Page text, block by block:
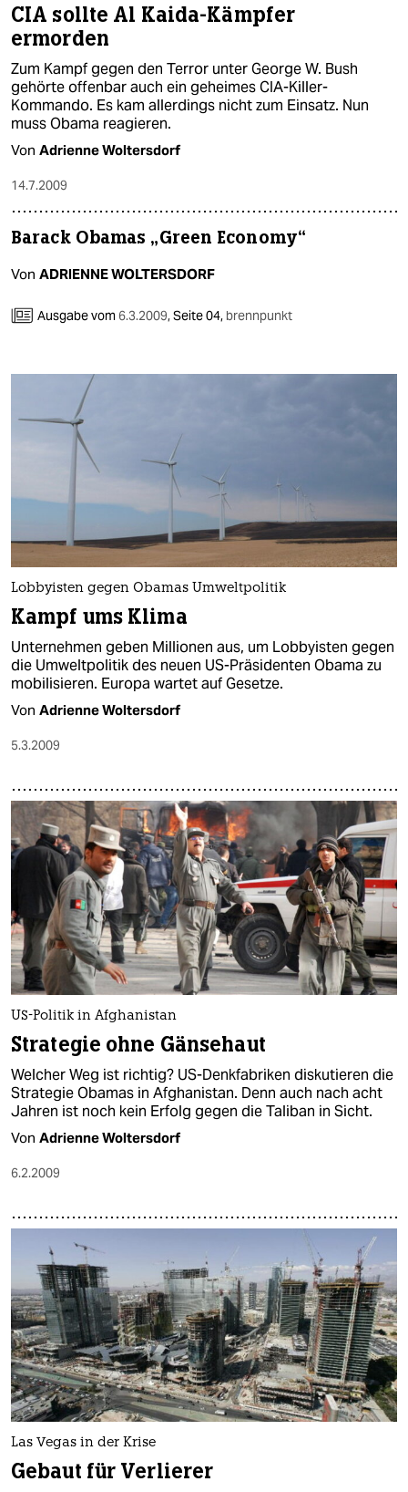
CIA sollte Al Kaida-Kämpfer
ermorden
Zum Kampf gegen den Terror unter George W. Bush
gehörte offenbar auch ein geheimes CIA-Killer-
Kommando. Es kam allerdings nicht zum Einsatz. Nun
muss Obama reagieren.
Von Adrienne Woltersdorf
14.7.2009
Barack Obamas „Green Economy“
Von ADRIENNE WOLTERSDORF
Ausgabe vom6.3.2009,Seite 04, brennpunkt
Lobbyisten gegen Obamas Umweltpolitik
Kampf ums Klima
Unternehmen geben Millionen aus, um Lobbyisten gegen
die Umweltpolitik des neuen US-Präsidenten Obama zu
mobilisieren. Europa wartet auf Gesetze.
Von Adrienne Woltersdorf
5.3.2009
US-Politik in Afghanistan
Strategie ohne Gänsehaut
Welcher Weg ist richtig? US-Denkfabriken diskutieren die
Strategie Obamas in Afghanistan. Denn auch nach acht
Jahren ist noch kein Erfolg gegen die Taliban in Sicht.
Von Adrienne Woltersdorf
6.2.2009
Las Vegas in der Krise
Gebaut für Verlierer